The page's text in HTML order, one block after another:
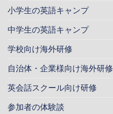
小学生の英語キャンプ
中学生の英語キャンプ
学校向け海外研修
自治体・企業様向け海外研修
英会話スクール向け研修
参加者の体験談